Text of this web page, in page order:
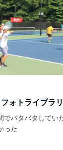
ォトライブラ
でバタバタしてい
った